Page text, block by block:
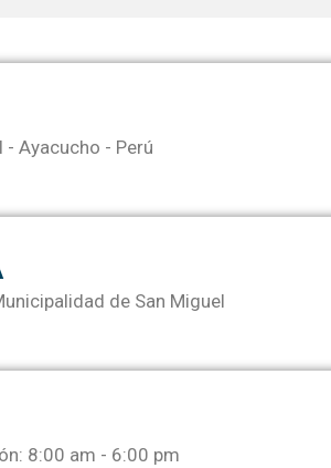
Ayacucho - Perú
de San Miguel
8:00 am - 6:00 pm